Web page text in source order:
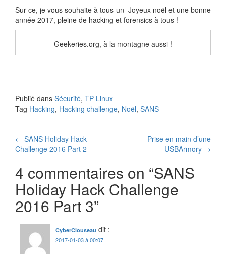
Sur ce, je vous souhaite à tous un Joyeux noël et une bonne
année 2017, pleine de hacking et forensics à tous !
Geekeries.org, à la montagne aussi !
Publié dans Sécurité, TP Linux
Tag Hacking, Hacking challenge, Noël, SANS
Navigation
des
articles
← SANS Holiday Hack
Challenge 2016 Part 2
Prise en main d’une
USBArmory →
4 commentaires on “SANS
Holiday Hack Challenge
2016 Part 3”
CyberClouseau dit :
2017-01-03 à 00:07